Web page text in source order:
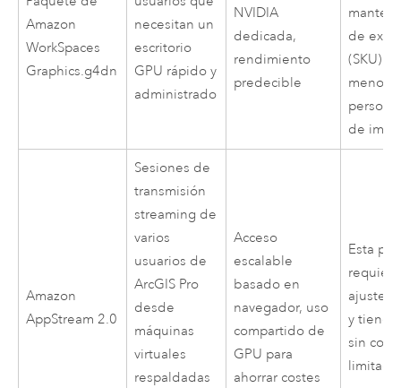
Amazon
WorkSpaces
Graphics.g4dn
necesitan un
escritorio
GPU rápido y
administrado
NVIDIA
dedicada,
rendimiento
predecible
de
(SKU)
menos
de
Amazon
AppStream 2.0
Sesiones de
transmisión
streaming de
varios
usuarios de
ArcGIS Pro
desde
máquinas
virtuales
respaldadas
Acceso
escalable
basado en
navegador, uso
compartido de
GPU para
ahorrar costes
Esta
ajuste
y tiene
sin